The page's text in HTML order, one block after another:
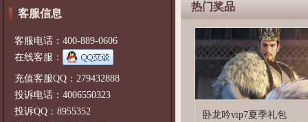
客服信息
客服电话：400-889-0606
在线客服：
充值客服QQ：279432888
投诉电话：4006550323
投诉QQ：8955352
热门奖品
卧龙吟vip7夏季礼包